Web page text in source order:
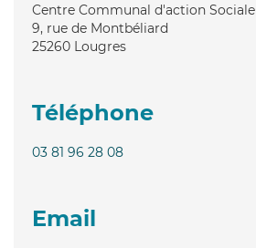
Centre Communal d'action Sociale
9, rue de Montbéliard
25260 Lougres
Téléphone
03 81 96 28 08
Email